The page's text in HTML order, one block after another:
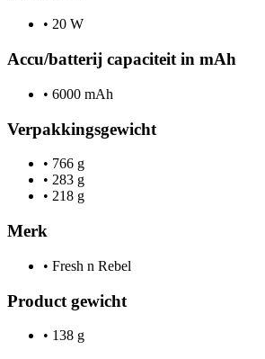
• 20 W
Accu/batterij capaciteit in mAh
• 6000 mAh
Verpakkingsgewicht
• 766 g
• 283 g
• 218 g
Merk
• Fresh n Rebel
Product gewicht
• 138 g